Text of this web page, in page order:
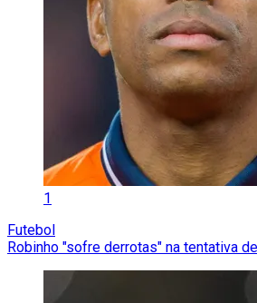
1
Futebol
Robinho "sofre derrotas" na tentativa